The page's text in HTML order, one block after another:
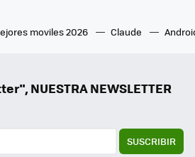
moviles 2026 Claude
NUESTRA NEWSLETTER
SUSCRIBIR